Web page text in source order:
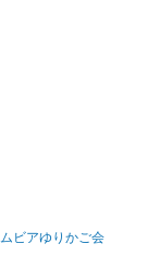
ビアゆりかご会